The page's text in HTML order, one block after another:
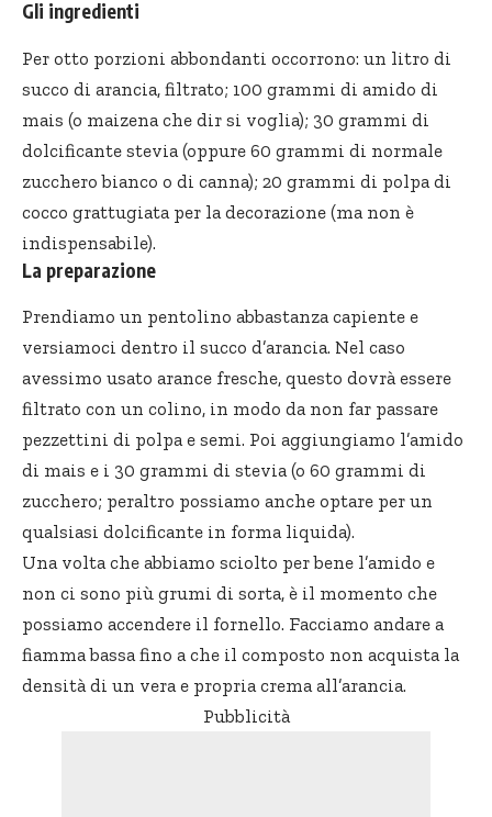
Gli ingredienti
Per otto porzioni abbondanti occorrono: un litro di
succo di arancia, filtrato; 100 grammi di amido di
mais (o maizena che dir si voglia); 30 grammi di
dolcificante stevia (oppure 60 grammi di normale
zucchero bianco o di canna); 20 grammi di polpa di
cocco grattugiata per la decorazione (ma non è
indispensabile).
La preparazione
Prendiamo un pentolino abbastanza capiente e
versiamoci dentro il succo d’arancia. Nel caso
avessimo usato arance fresche, questo dovrà essere
filtrato con un colino, in modo da non far passare
pezzettini di polpa e semi. Poi aggiungiamo l’amido
di mais e i 30 grammi di stevia (o 60 grammi di
zucchero; peraltro possiamo anche optare per un
qualsiasi dolcificante in forma liquida).
Una volta che abbiamo sciolto per bene l’amido e
non ci sono più grumi di sorta, è il momento che
possiamo accendere il fornello. Facciamo andare a
fiamma bassa fino a che il composto non acquista la
densità di un vera e propria crema all’arancia.
Pubblicità